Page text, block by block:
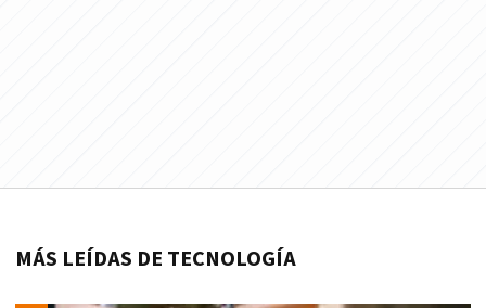
MÁS LEÍDAS DE TECNOLOGÍA